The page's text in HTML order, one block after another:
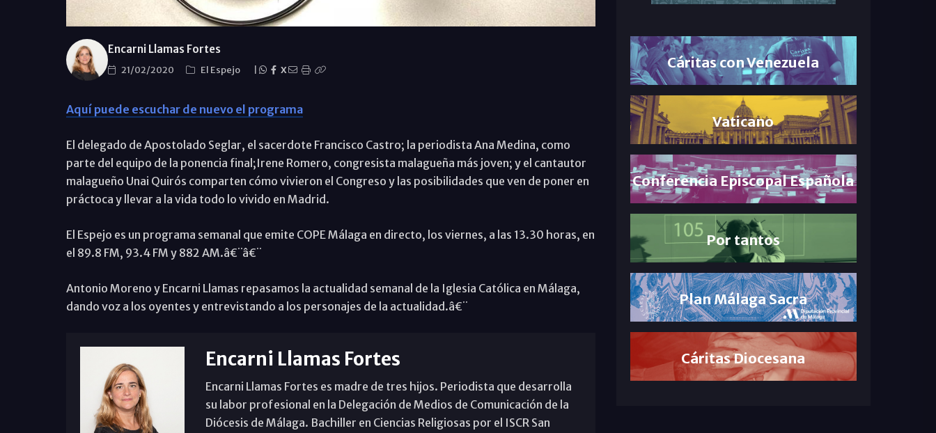
Encarni Llamas Fortes
21/02/2020 El Espejo X
Aquí puede escuchar de nuevo el programa
El delegado de Apostolado Seglar, el sacerdote Francisco Castro; la periodista Ana Medina, como
parte del equipo de la ponencia final;Irene Romero, congresista malagueña más joven; y el cantautor
malagueño Unai Quirós comparten cómo vivieron el Congreso y las posibilidades que ven de poner en
práctoca y llevar a la vida todo lo vivido en Madrid.
El Espejo es un programa semanal que emite COPE Málaga en directo, los viernes, a las 13.30 horas, en
el 89.8 FM, 93.4 FM y 882 AM.â€¨â€¨
Antonio Moreno y Encarni Llamas repasamos la actualidad semanal de la Iglesia Católica en Málaga,
dando voz a los oyentes y entrevistando a los personajes de la actualidad.â€¨
Encarni Llamas Fortes
Encarni Llamas Fortes es madre de tres hijos. Periodista que desarrolla
su labor profesional en la Delegación de Medios de Comunicación de la
Diócesis de Málaga. Bachiller en Ciencias Religiosas por el ISCR San
Cáritas con Venezuela
Vaticano
Conferencia Episcopal Española
Por tantos
Plan Málaga Sacra
Cáritas Diocesana